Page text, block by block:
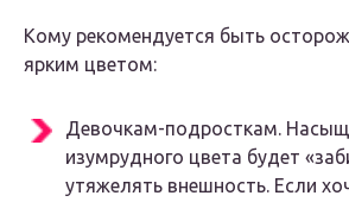
Кому рекомендуется быть
ярким цветом:
Девочкам-подросткам.
изумрудного цвета будет
утяжелять внешность. Если